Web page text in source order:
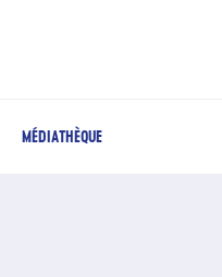
MÉDIATHÈQUE